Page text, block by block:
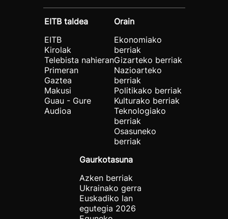
EITB taldea
EITB
Kirolak
Telebista nahieran
Primeran
Gaztea
Makusi
Guau - Gure
Audioa
Orain
Ekonomiako
berriak
Gizarteko berriak
Nazioarteko
berriak
Politikako berriak
Kulturako berriak
Teknologiako
berriak
Osasuneko
berriak
Gaurkotasuna
Azken berriak
Ukrainako gerra
Euskadiko lan
egutegia 2026